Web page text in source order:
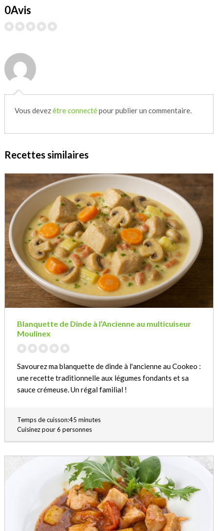
0Avis
Vous devezêtre connectépour publier un commentaire.
Recettes similaires
Blanquette de Dinde à l’Ancienne au multicuiseur
Moulinex
Savourez ma blanquette de dinde à l'ancienne au Cookeo :
une recette traditionnelle aux légumes fondants et sa
sauce crémeuse. Un régal familial !
Temps de cuisson:45 minutes
Cuisinez pour 6 personnes